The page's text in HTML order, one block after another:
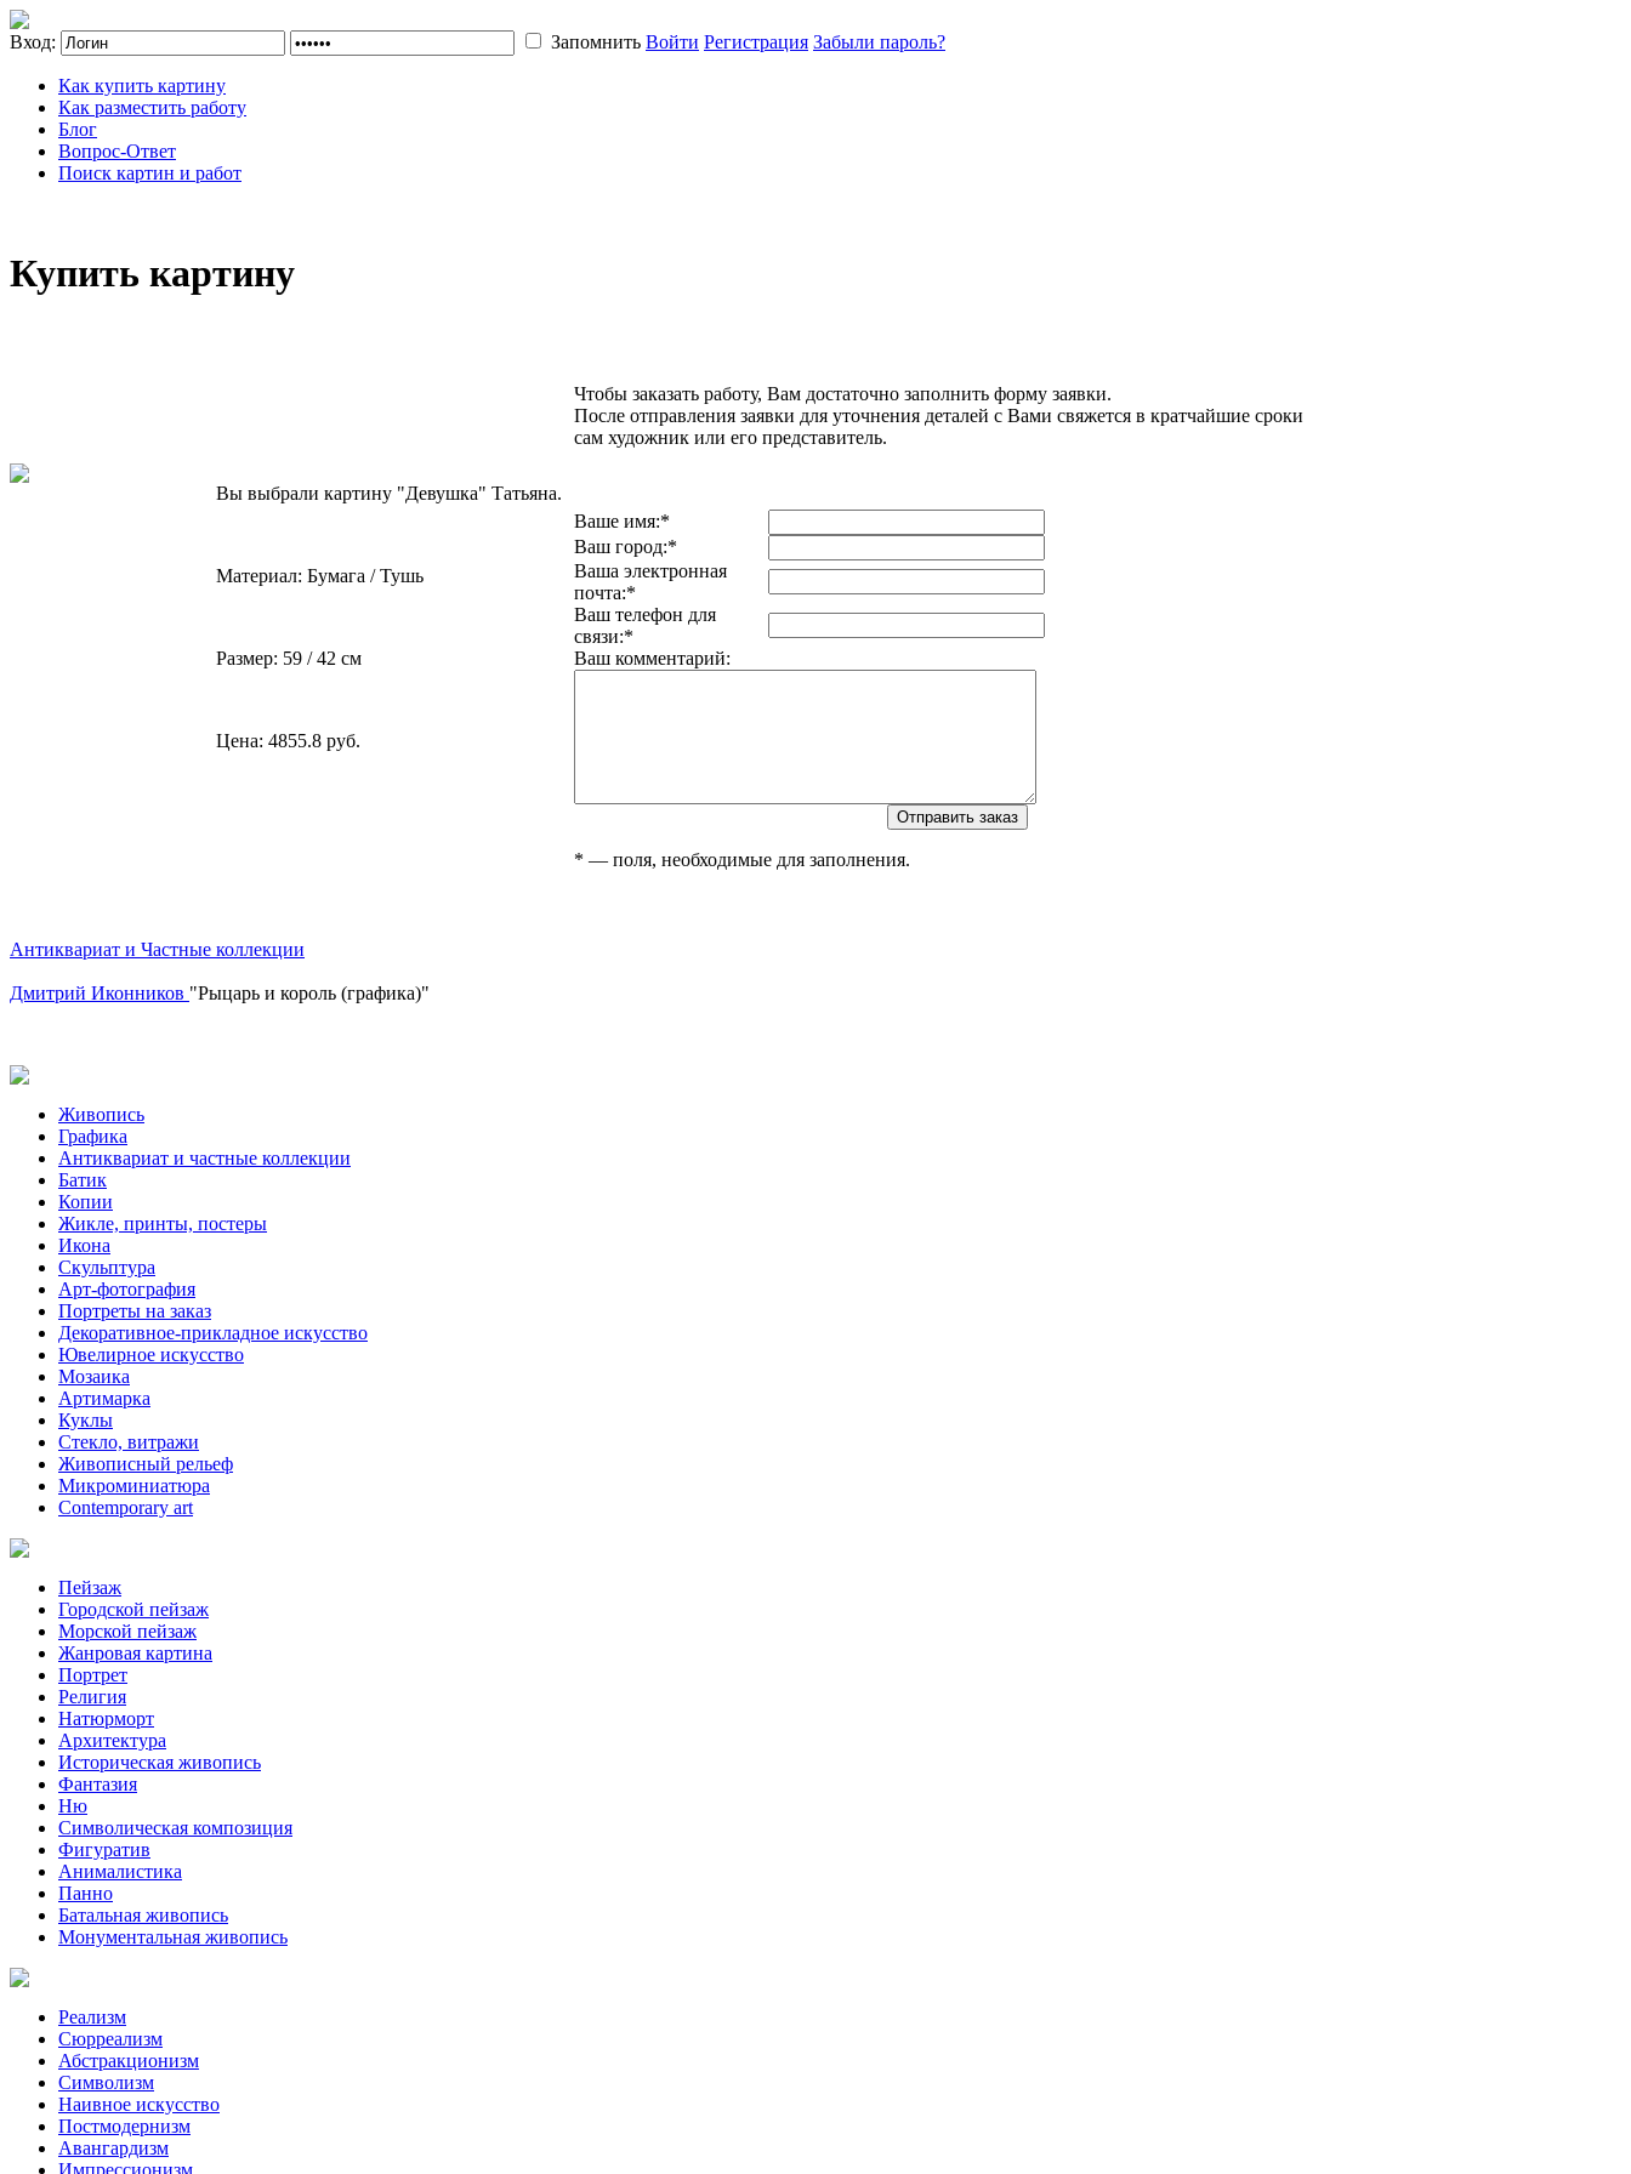
Вход: Запомнить Войти Регистрация Забыли пароль?
Как купить картину
Как разместить работу
Блог
Вопрос-Ответ
Поиск картин и работ
Купить картину
Вы выбрали картину "Девушка" Татьяна.
Материал: Бумага / Тушь
Размер: 59 / 42 см
Цена: 4855.8 руб.
Чтобы заказать работу, Вам достаточно заполнить форму заявки.
После отправления заявки для уточнения деталей с Вами свяжется в кратчайшие сроки
сам художник или его представитель.
Ваше имя:*
Ваш город:*
Ваша электронная
почта:*
Ваш телефон для
связи:*
Ваш комментарий:
* — поля, необходимые для заполнения.
Антиквариат и Частные коллекции
Дмитрий Иконников "Рыцарь и король (графика)"
Живопись
Графика
Антиквариат и частные коллекции
Батик
Копии
Жикле, принты, постеры
Икона
Скульптура
Арт-фотография
Портреты на заказ
Декоративное-прикладное искусство
Ювелирное искусство
Мозаика
Артимарка
Куклы
Стекло, витражи
Живописный рельеф
Микроминиатюра
Contemporary art
Пейзаж
Городской пейзаж
Морской пейзаж
Жанровая картина
Портрет
Религия
Натюрморт
Архитектура
Историческая живопись
Фантазия
Ню
Символическая композиция
Фигуратив
Анималистикa
Панно
Батальная живопись
Монументальная живопись
Реализм
Сюрреализм
Абстракционизм
Символизм
Наивное искусство
Постмодернизм
Авангардизм
Импрессионизм